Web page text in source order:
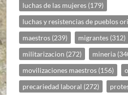
luchas de las mujeres (179)
luchas y resistencias de pueblos
maestros (239) migrantes (312)
militarizacion (272) mineria
movilizaciones maestros (156)
precariedad laboral (272)